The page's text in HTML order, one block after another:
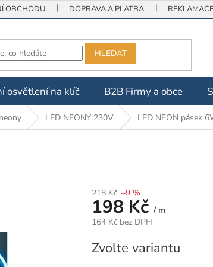
OBCHODU DOPRAVA A PLATBA
HLEDAT
osvětlení na klíč B2B Firmy a obce
LED NEONY 230V LED NEON pásek
218 Kč –9 %
198 Kč / m
164 Kč bez DPH
cena:
Zvolte variantu